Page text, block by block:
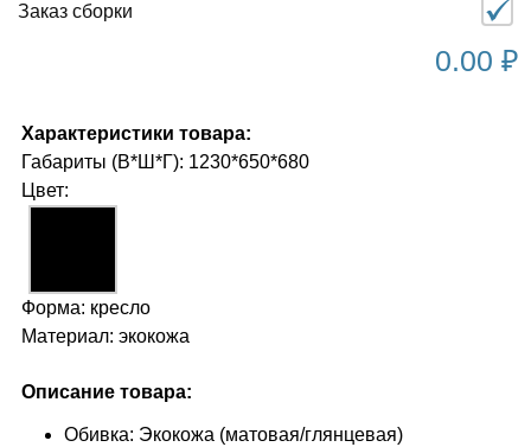
Заказ сборки
0.00 ₽
Характеристики товара:
Габариты (В*Ш*Г): 1230*650*680
Цвет:
Форма: кресло
Материал: экокожа
Описание товара:
Обивка: Экокожа (матовая/глянцевая)